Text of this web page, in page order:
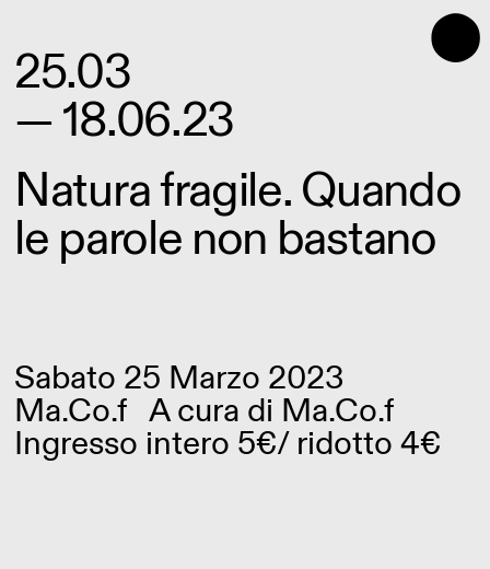
⬤
25.03
— 18.06.23
Natura fragile. Quando
le parole non bastano
Sabato 25 Marzo 2023
Ma.Co.f A cura di Ma.Co.f
Ingresso intero 5€/ ridotto 4€